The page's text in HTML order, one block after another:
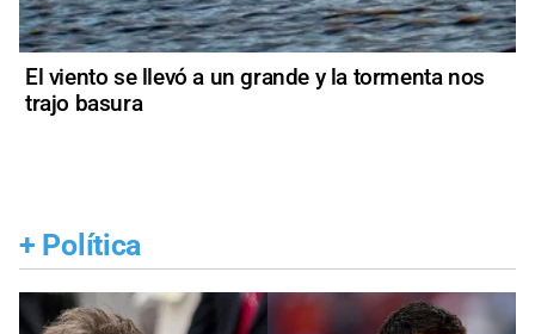
El viento se llevó a un grande y la tormenta nos
trajo basura
+ Política